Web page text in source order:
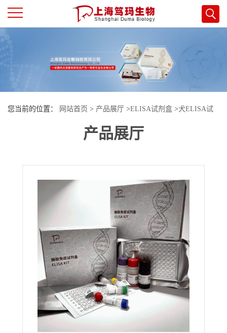
页
司
您当前的位置： 网站首页 > 产品展厅 >ELISA试剂盒 >犬ELISA试
犬（Canine）N端前心钠肽（NT-proANP）ELISA检测试剂盒
产品展厅